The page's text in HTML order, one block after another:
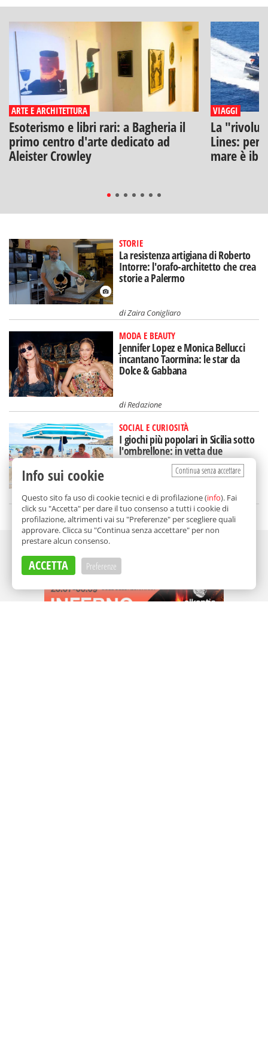
ARTE E ARCHITETTURA
Esoterismo e libri rari: a Bagheria il
primo centro d'arte dedicato ad
Aleister Crowley
VIAGGI
La
Lines:
mare è
STORIE
La resistenza artigiana di Roberto
Intorre: l'orafo-architetto che crea
storie a Palermo
diZaira Conigliaro
MODA E BEAUTY
Jennifer Lopez e Monica Bellucci
incantano Taormina: le star da
Dolce & Gabbana
diRedazione
SOCIAL E CURIOSITÀ
I giochi più popolari in Sicilia sotto
l'ombrellone: in vetta due
(intramontabili)
diRedazione
Continua senza accettare
Info sui cookie
Questo sito fa uso di cookie tecnici e di profilazione (info). Fai
click su "Accetta" per dare il tuo consenso a tutti i cookie di
profilazione, altrimenti vai su "Preferenze" per scegliere quali
approvare. Clicca su "Continua senza accettare" per non
prestare alcun consenso.
ACCETTA Preferenze